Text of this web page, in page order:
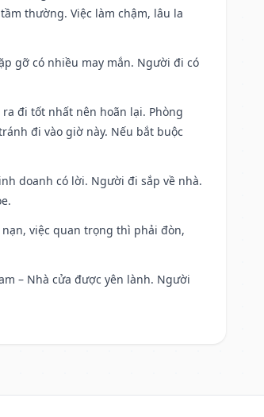
thường. Việc làm chậm, lâu la
gỡ có nhiều may mắn. Người đi có
đi tốt nhất nên hoãn lại. Phòng
đi vào giờ này. Nếu bắt buộc
doanh có lời. Người đi sắp về nhà.
việc quan trọng thì phải đòn,
– Nhà cửa được yên lành. Người